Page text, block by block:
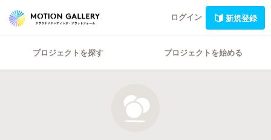
ログイン 新規登録
プロジェクトを探す プロジェクトを始める